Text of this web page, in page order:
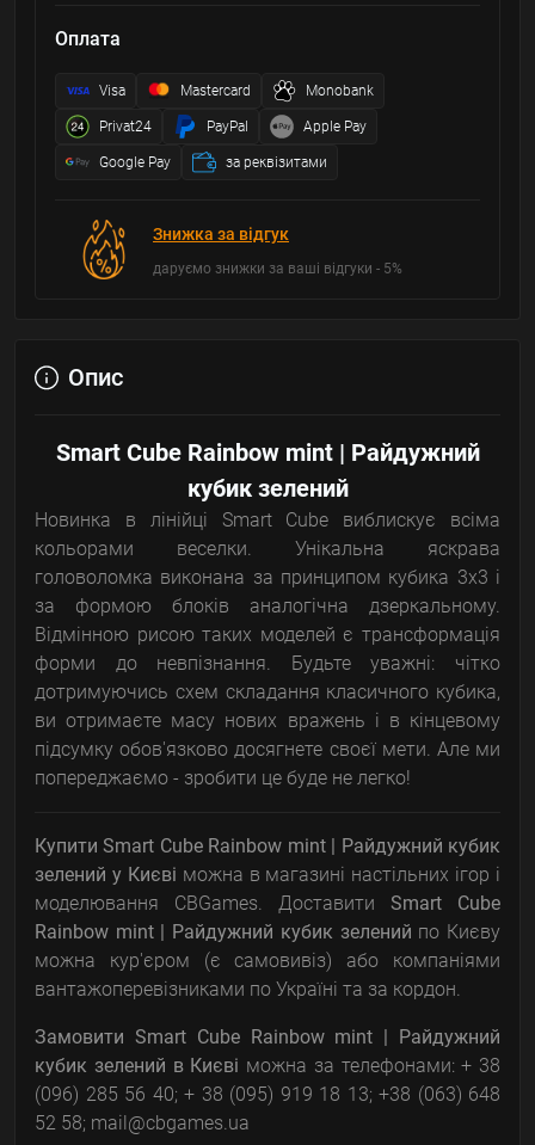
Оплата
Visa Mastercard Monobank
Privat24 PayPal Apple Pay
Google Pay за реквізитами
Знижка за відгук
даруємо знижки за ваші відгуки - 5%
Опис
Smart Cube Rainbow mint | Райдужний
кубик зелений
Новинка в лінійці Smart Cube виблискує всіма
кольорами веселки. Унікальна яскрава
головоломка виконана за принципом кубика 3х3 і
за формою блоків аналогічна дзеркальному.
Відмінною рисою таких моделей є трансформація
форми до невпізнання. Будьте уважні: чітко
дотримуючись схем складання класичного кубика,
ви отримаєте масу нових вражень і в кінцевому
підсумку обов'язково досягнете своєї мети. Але ми
попереджаємо - зробити це буде не легко!
Купити Smart Cube Rainbow mint | Райдужний кубик
зелений у Києві можна в магазині настільних ігор і
моделювання CBGames. Доставити Smart Cube
Rainbow mint | Райдужний кубик зелений по Києву
можна кур'єром (є самовивіз) або компаніями
вантажоперевізниками по Україні та за кордон.
Замовити Smart Cube Rainbow mint | Райдужний
кубик зелений в Києві можна за телефонами: + 38
(096) 285 56 40; + 38 (095) 919 18 13; +38 (063) 648
52 58; mail@cbgames.ua